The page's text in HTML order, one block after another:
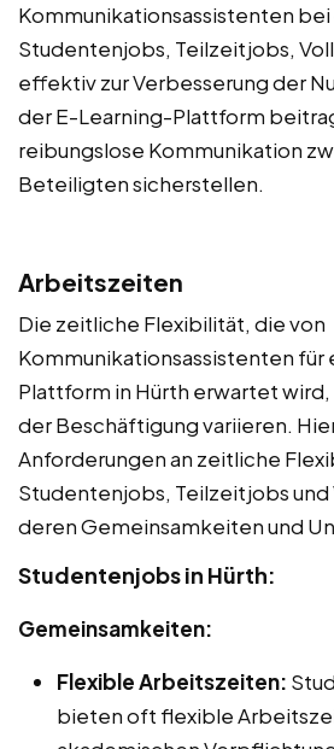
Kommunikationsassistenten
Studentenjobs, Teilzeitjobs,
effektiv zur Verbesserung der
der E-Learning-Plattform
reibungslose Kommunikation
Beteiligten sicherstellen.
Arbeitszeiten
Die zeitliche Flexibilität, die von
Kommunikationsassistenten für
Plattform in Hürth erwartet wird,
der Beschäftigung variieren.
Anforderungen an zeitliche
Studentenjobs, Teilzeitjobs
deren Gemeinsamkeiten und
Studentenjobs in Hürth:
Gemeinsamkeiten:
Flexible Arbeitszeiten:
bieten oft flexible